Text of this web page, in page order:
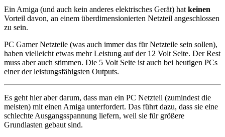
Ein Amiga (und auch kein anderes elektrisches Gerät) hat keinen
Vorteil davon, an einem überdimensionierten Netzteil angeschlossen
zu sein.
PC Gamer Netzteile (was auch immer das für Netzteile sein sollen),
haben vielleicht etwas mehr Leistung auf der 12 Volt Seite. Der Rest
muss aber auch stimmen. Die 5 Volt Seite ist auch bei heutigen PCs
einer der leistungsfähigsten Outputs.
Es geht hier aber darum, dass man ein PC Netzteil (zumindest die
meisten) mit einen Amiga unterfordert. Das führt dazu, dass sie eine
schlechte Ausgangsspannung liefern, weil sie für größere
Grundlasten gebaut sind.